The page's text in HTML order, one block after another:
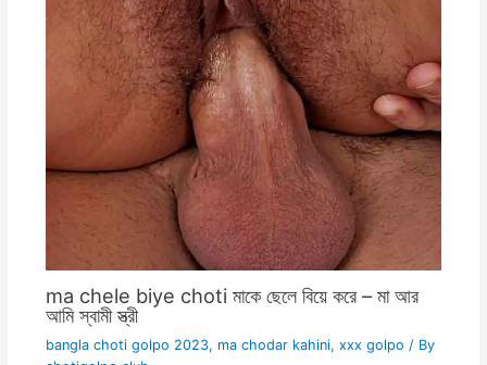
ma chele biye choti মাকে ছেলে বিয়ে করে – মা আর
আমি স্বামী স্ত্রী
bangla choti golpo 2023, ma chodar kahini, xxx golpo / By